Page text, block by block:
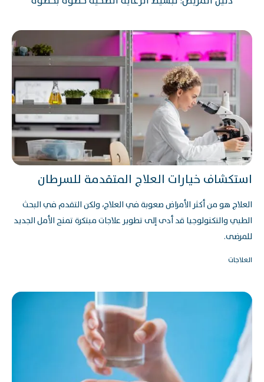
استكشاف خيارات العلاج المتقدمة للسرطان
العلاج هو من أكثر الأمراض صعوبة في العلاج، ولكن التقدم في البحث
الطبي والتكنولوجيا قد أدى إلى تطوير علاجات مبتكرة تمنح الأمل الجديد
للمرضى.
العلاجات